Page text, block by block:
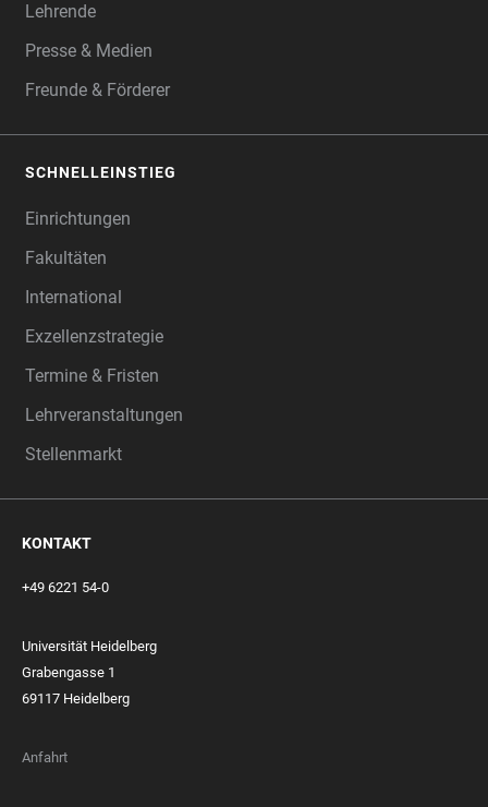
Lehrende
Presse & Medien
Freunde & Förderer
SCHNELLEINSTIEG
Einrichtungen
Fakultäten
International
Exzellenzstrategie
Termine & Fristen
Lehrveranstaltungen
Stellenmarkt
KONTAKT
+49 6221 54-0
Universität Heidelberg
Grabengasse 1
69117 Heidelberg
Anfahrt